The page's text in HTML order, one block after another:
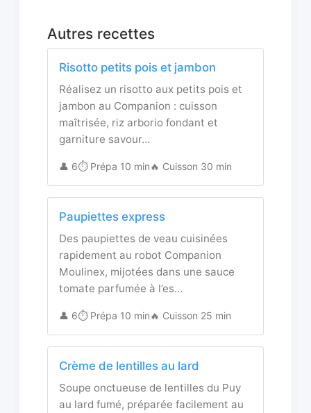
Autres recettes
Risotto petits pois et jambon
Réalisez un risotto aux petits pois et
jambon au Companion : cuisson
maîtrisée, riz arborio fondant et
garniture savour…
👤 6⏱️ Prépa 10 min🔥 Cuisson 30 min
Paupiettes express
Des paupiettes de veau cuisinées
rapidement au robot Companion
Moulinex, mijotées dans une sauce
tomate parfumée à l’es…
👤 6⏱️ Prépa 10 min🔥 Cuisson 25 min
Crème de lentilles au lard
Soupe onctueuse de lentilles du Puy
au lard fumé, préparée facilement au